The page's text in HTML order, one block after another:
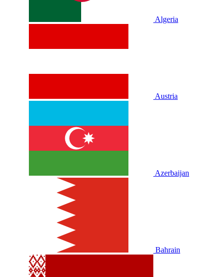
Algeria
Austria
Azerbaijan
Bahrain